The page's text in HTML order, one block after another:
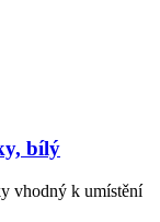
bílý
vhodný k umístění